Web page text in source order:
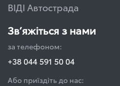
ВІДІ Автострада
Зв’яжіться з нами
за телефоном:
+38 044 591 50 04
Або приїздіть до нас: